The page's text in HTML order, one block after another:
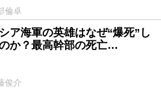
倫卓
ア海軍の英雄はなぜ“爆死”し
か？最高幹部の死亡…
俊介